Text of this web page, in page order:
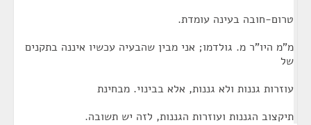
טרום-חובה בעינה עומדת.
מ"מ היו"ר מ. גולדמו; אני מבין שהבעיה עכשיו איננה בתקנים
של
עוזרות גננות ולא גננות, אלא בבינוי. מבחינת
תיקצוב הגננות ועוזרות הגננות, לזה יש תשובה.